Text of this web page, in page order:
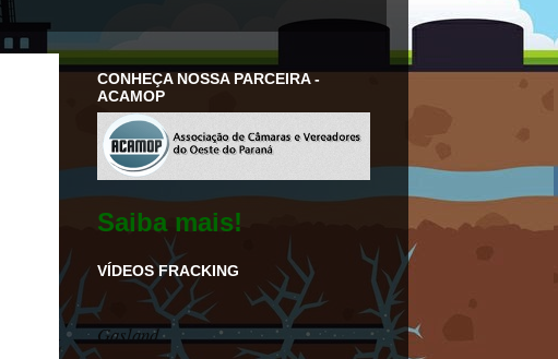
CONHEÇA NOSSA PARCEIRA -
ACAMOP
Saiba mais!
VÍDEOS FRACKING
Gasland